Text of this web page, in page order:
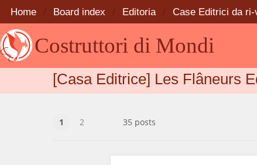
Costruttori di Mondi
Home Board index Editoria Case Editrici da ri-
[Casa Editrice] Les Flâneurs
1 2 35 posts